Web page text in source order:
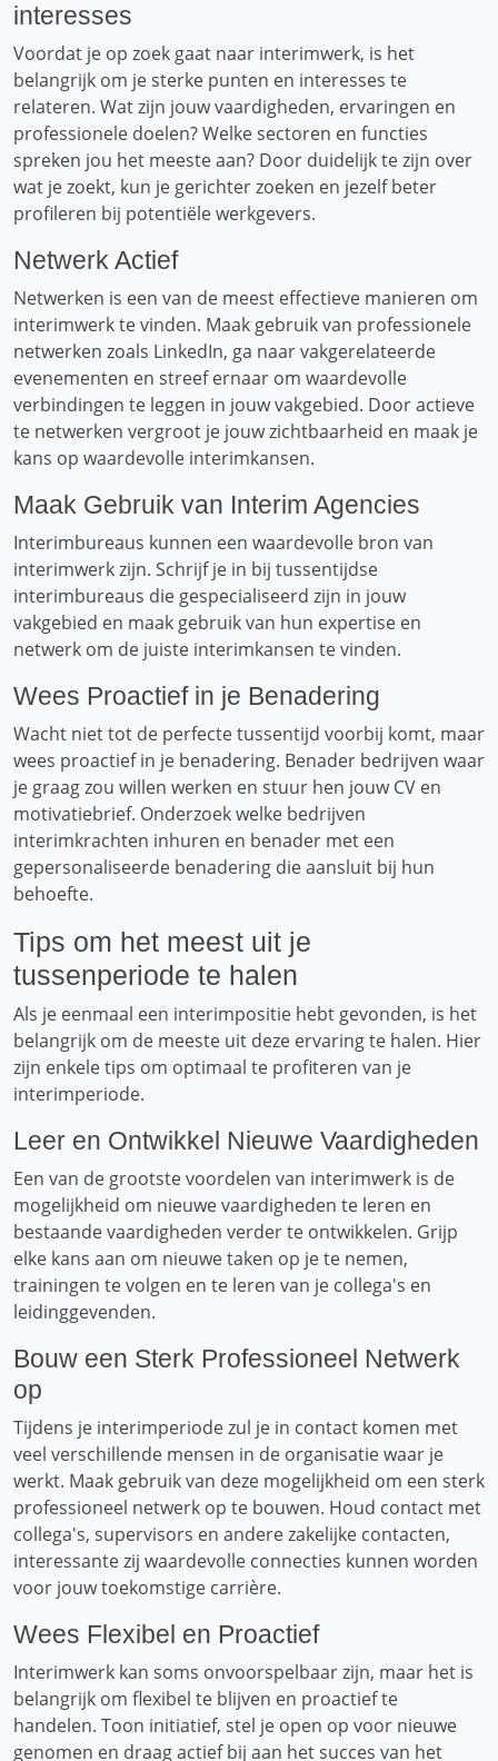
interesses
Voordat je op zoek gaat naar interimwerk, is het
belangrijk om je sterke punten en interesses te
relateren. Wat zijn jouw vaardigheden, ervaringen en
professionele doelen? Welke sectoren en functies
spreken jou het meeste aan? Door duidelijk te zijn over
wat je zoekt, kun je gerichter zoeken en jezelf beter
profileren bij potentiële werkgevers.
Netwerk Actief
Netwerken is een van de meest effectieve manieren om
interimwerk te vinden. Maak gebruik van professionele
netwerken zoals LinkedIn, ga naar vakgerelateerde
evenementen en streef ernaar om waardevolle
verbindingen te leggen in jouw vakgebied. Door actieve
te netwerken vergroot je jouw zichtbaarheid en maak je
kans op waardevolle interimkansen.
Maak Gebruik van Interim Agencies
Interimbureaus kunnen een waardevolle bron van
interimwerk zijn. Schrijf je in bij tussentijdse
interimbureaus die gespecialiseerd zijn in jouw
vakgebied en maak gebruik van hun expertise en
netwerk om de juiste interimkansen te vinden.
Wees Proactief in je Benadering
Wacht niet tot de perfecte tussentijd voorbij komt, maar
wees proactief in je benadering. Benader bedrijven waar
je graag zou willen werken en stuur hen jouw CV en
motivatiebrief. Onderzoek welke bedrijven
interimkrachten inhuren en benader met een
gepersonaliseerde benadering die aansluit bij hun
behoefte.
Tips om het meest uit je
tussenperiode te halen
Als je eenmaal een interimpositie hebt gevonden, is het
belangrijk om de meeste uit deze ervaring te halen. Hier
zijn enkele tips om optimaal te profiteren van je
interimperiode.
Leer en Ontwikkel Nieuwe Vaardigheden
Een van de grootste voordelen van interimwerk is de
mogelijkheid om nieuwe vaardigheden te leren en
bestaande vaardigheden verder te ontwikkelen. Grijp
elke kans aan om nieuwe taken op je te nemen,
trainingen te volgen en te leren van je collega's en
leidinggevenden.
Bouw een Sterk Professioneel Netwerk
op
Tijdens je interimperiode zul je in contact komen met
veel verschillende mensen in de organisatie waar je
werkt. Maak gebruik van deze mogelijkheid om een ​​sterk
professioneel netwerk op te bouwen. Houd contact met
collega's, supervisors en andere zakelijke contacten,
interessante zij waardevolle connecties kunnen worden
voor jouw toekomstige carrière.
Wees Flexibel en Proactief
Interimwerk kan soms onvoorspelbaar zijn, maar het is
belangrijk om flexibel te blijven en proactief te
handelen. Toon initiatief, stel je open op voor nieuwe
genomen en draag actief bij aan het succes van het